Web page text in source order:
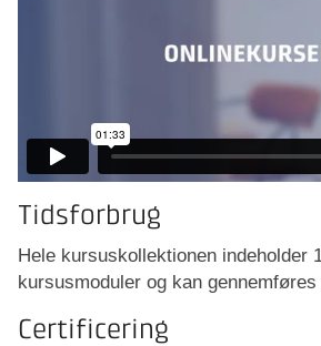
Tidsforbrug
Hele kursuskollektionen indeholder
kursusmoduler og kan
Certificering